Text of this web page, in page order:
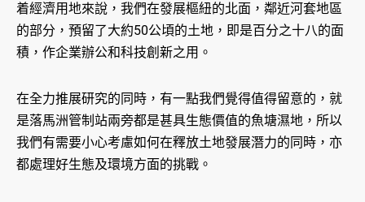
着經濟用地來說，我們在發展樞紐的北面，鄰近河套地區
的部分，預留了大約50公頃的土地，即是百分之十八的面
積，作企業辦公和科技創新之用。
在全力推展研究的同時，有一點我們覺得值得留意的，就
是落馬洲管制站兩旁都是甚具生態價值的魚塘濕地，所以
我們有需要小心考慮如何在釋放土地發展潛力的同時，亦
都處理好生態及環境方面的挑戰。